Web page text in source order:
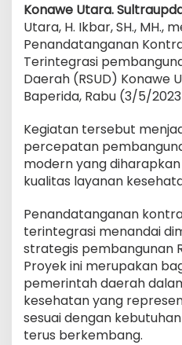
Konawe Utara.
Utara, H. Ikbar, SH., MH.,
Penandatanganan
Terintegrasi
Daerah (RSUD) Konawe
Baperida, Rabu (3/5/
Kegiatan tersebut
percepatan
modern yang
kualitas layanan
Penandatanganan
terintegrasi menandai
strategis pembangunan
Proyek ini merupakan
pemerintah daerah
kesehatan yang
sesuai dengan
terus berkembang.